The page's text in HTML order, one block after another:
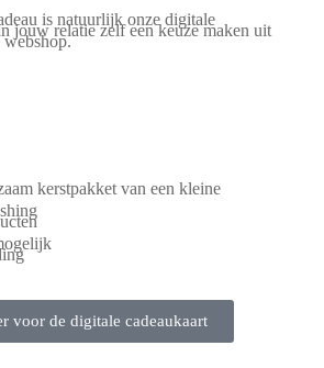
is natuurlijk onze digitale
jouw relatie zelf een keuze maken uit
webshop.
kerstpakket van een kleine
voor de digitale cadeaukaart